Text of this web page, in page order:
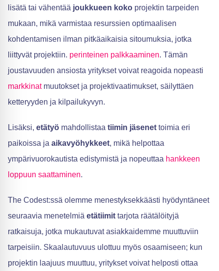
lisätä tai vähentää joukkueen koko projektin tarpeiden
mukaan, mikä varmistaa resurssien optimaalisen
kohdentamisen ilman pitkäaikaisia sitoumuksia, jotka
liittyvät projektiin. perinteinen palkkaaminen. Tämän
joustavuuden ansiosta yritykset voivat reagoida nopeasti
markkinatmuutokset ja projektivaatimukset, säilyttäen
ketteryyden ja kilpailukyvyn.
Lisäksi, etätyö mahdollistaa tiimin jäsenet toimia eri
paikoissa ja aikavyöhykkeet, mikä helpottaa
ympärivuorokautista edistymistä ja nopeuttaa hankkeen
loppuun saattaminen.
The Codest:ssä olemme menestyksekkäästi hyödyntäneet
seuraavia menetelmiä etätiimit tarjota räätälöityjä
ratkaisuja, jotka mukautuvat asiakkaidemme muuttuviin
tarpeisiin. Skaalautuvuus ulottuu myös osaamiseen; kun
projektin laajuus muuttuu, yritykset voivat helposti ottaa